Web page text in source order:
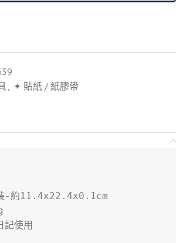
, ✦ 貼紙 / 紙膠帶
-約11.4x22.4x0.1cm
記使用